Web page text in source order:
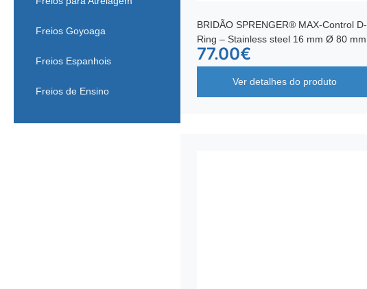
Freios Goyoaga
Freios Espanhois
Freios de Ensino
BRIDÃO SPRENGER® MAX-Control D-
Ring – Stainless steel 16 mm Ø 80 mm
77.00€
Ver detalhes do produto